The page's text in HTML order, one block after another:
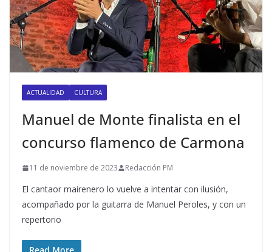
ACTUALIDAD CULTURA
Manuel de Monte finalista en el
concurso flamenco de Carmona
11 de noviembre de 2023 Redacción PM
El cantaor mairenero lo vuelve a intentar con ilusión,
acompañado por la guitarra de Manuel Peroles, y con un
repertorio